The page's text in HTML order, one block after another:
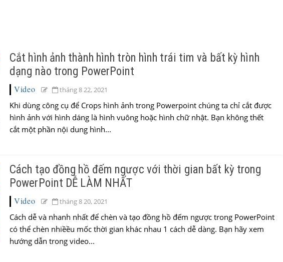
Cắt hình ảnh thành hình tròn hình trái tim và bất kỳ hình
dạng nào trong PowerPoint
Video tháng 8 22, 2021
Khi dùng công cụ để Crops hình ảnh trong Powerpoint chúng ta chỉ cắt được
hình ảnh với hình dáng là hình vuông hoặc hình chữ nhật. Bạn không thết
cắt một phần nội dung hình...
Cách tạo đồng hồ đếm ngược với thời gian bất kỳ trong
PowerPoint DỄ LÀM NHẤT
Video tháng 8 20, 2021
Cách dễ và nhanh nhất để chèn và tạo đồng hồ đếm ngược trong PowerPoint
có thể chèn nhiềều mốc thời gian khác nhau 1 cách dễ dàng. Bạn hãy xem
hướng dẫn trong video...